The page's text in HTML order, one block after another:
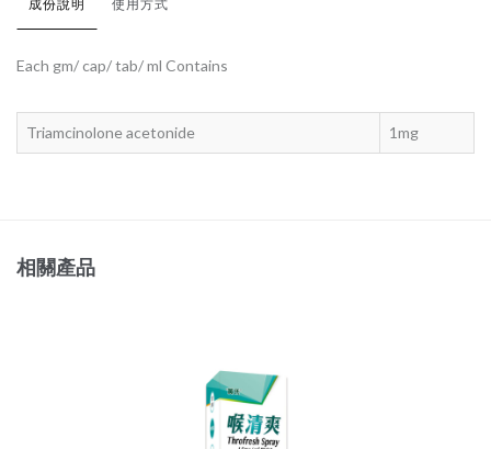
成份說明 使用方式
Each gm/ cap/ tab/ ml Contains
Triamcinolone acetonide 1mg
相關產品